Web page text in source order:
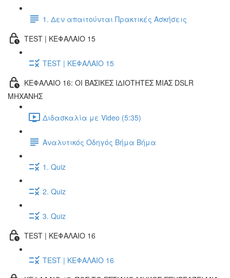
1. Δεν απαιτούνται Πρακτικές Ασκήσεις
TEST | ΚΕΦΑΛΑΙΟ 15
TEST | ΚΕΦΑΛΑΙΟ 15
ΚΕΦΑΛΑΙΟ 16: ΟΙ ΒΑΣΙΚΕΣ ΙΔΙΟΤΗΤΕΣ ΜΙΑΣ DSLR
ΜΗΧΑΝΗΣ
Διδασκαλία με Video (5:35)
Αναλυτικός Οδηγός Βήμα Βήμα
1. Quiz
2. Quiz
3. Quiz
TEST | ΚΕΦΑΛΑΙΟ 16
TEST | ΚΕΦΑΛΑΙΟ 16